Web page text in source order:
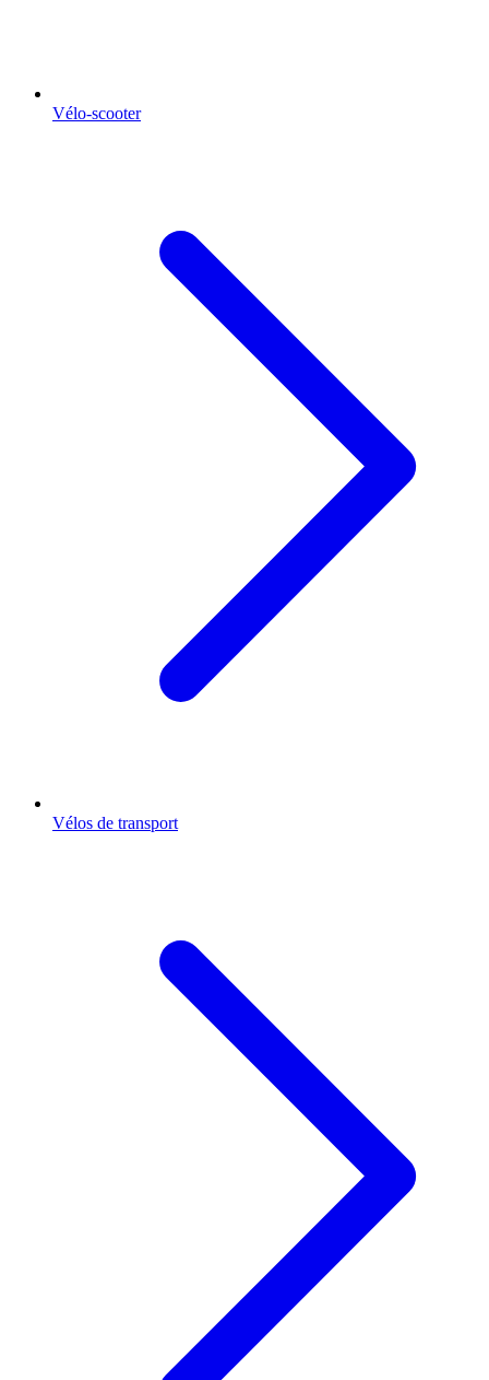
Vélo-scooter
Vélos de transport